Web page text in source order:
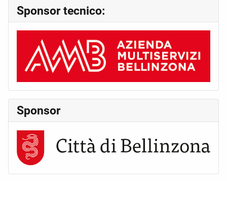
Sponsor tecnico:
Sponsor